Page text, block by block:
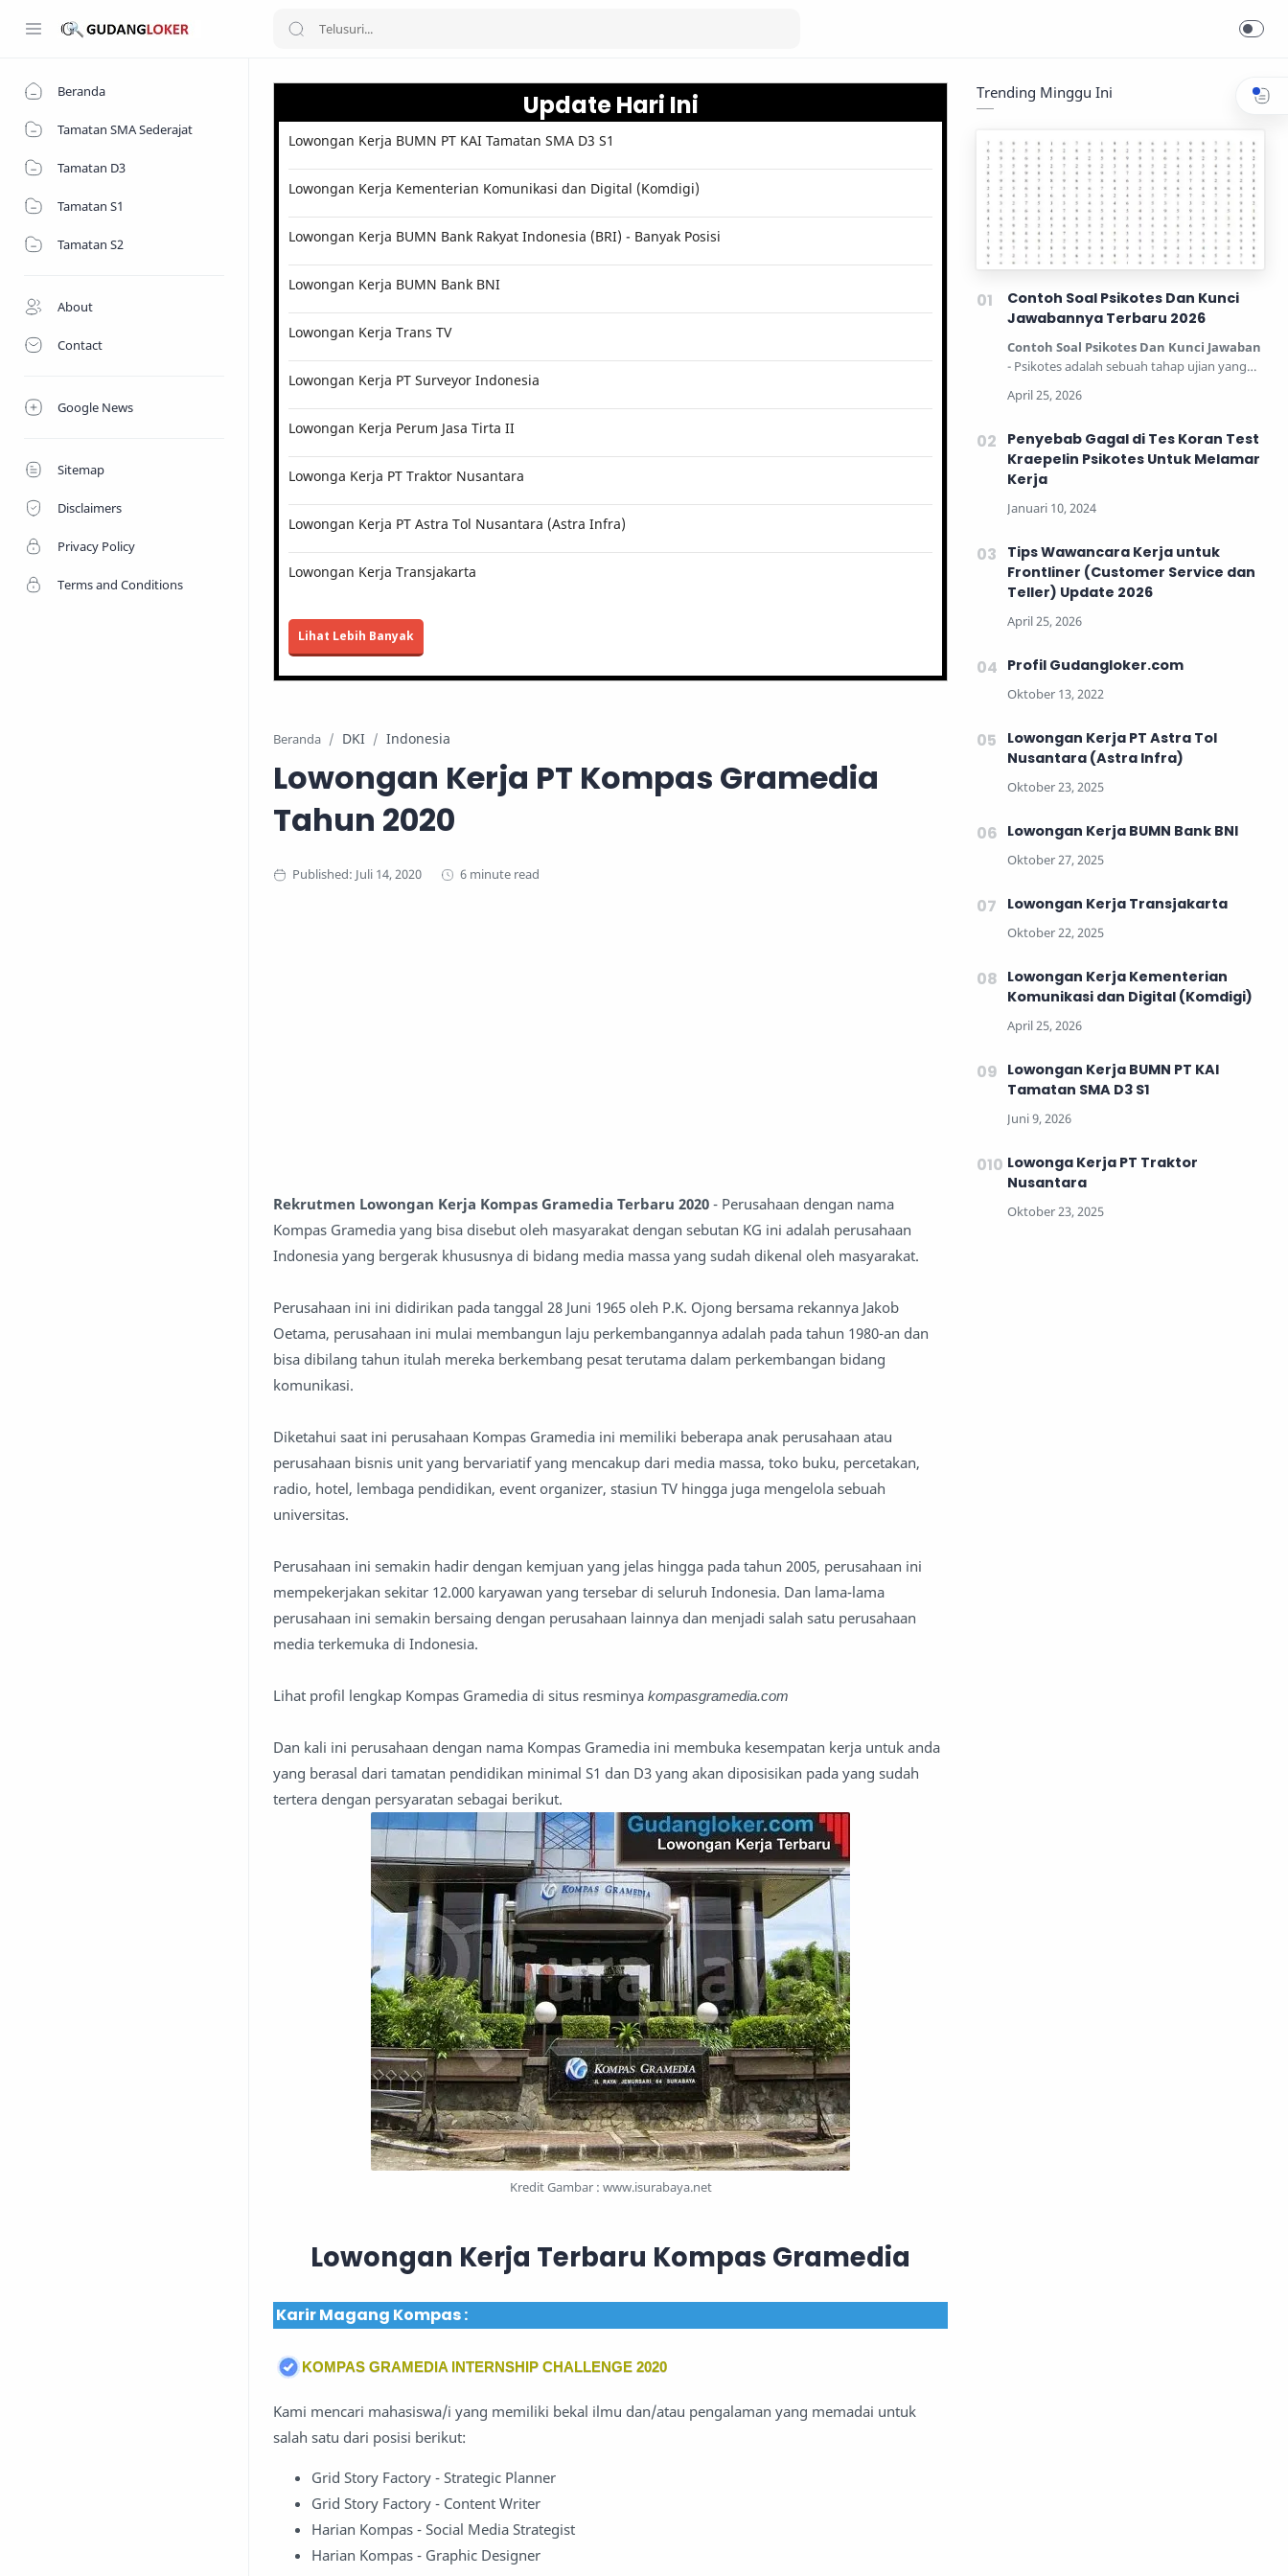
Beranda
Tamatan SMA Sederajat
Tamatan D3
Tamatan S1
Tamatan S2
About
Contact
Google News
Sitemap
Disclaimers
Privacy Policy
Terms and Conditions
Update Hari Ini
Lowongan Kerja BUMN PT KAI Tamatan SMA D3 S1
Lowongan Kerja Kementerian Komunikasi dan Digital (Komdigi)
Lowongan Kerja BUMN Bank Rakyat Indonesia (BRI) - Banyak Posisi
Lowongan Kerja BUMN Bank BNI
Lowongan Kerja Trans TV
Lowongan Kerja PT Surveyor Indonesia
Lowongan Kerja Perum Jasa Tirta II
Lowonga Kerja PT Traktor Nusantara
Lowongan Kerja PT Astra Tol Nusantara (Astra Infra)
Lowongan Kerja Transjakarta
Lihat Lebih Banyak
Beranda DKI Indonesia
Lowongan Kerja PT Kompas Gramedia
Tahun 2020
6 minute read
Rekrutmen Lowongan Kerja Kompas Gramedia Terbaru 2020 - Perusahaan dengan nama
Kompas Gramedia yang bisa disebut oleh masyarakat dengan sebutan KG ini adalah perusahaan
Indonesia yang bergerak khususnya di bidang media massa yang sudah dikenal oleh masyarakat.
Perusahaan ini ini didirikan pada tanggal 28 Juni 1965 oleh P.K. Ojong bersama rekannya Jakob
Oetama, perusahaan ini mulai membangun laju perkembangannya adalah pada tahun 1980-an dan
bisa dibilang tahun itulah mereka berkembang pesat terutama dalam perkembangan bidang
komunikasi.
Diketahui saat ini perusahaan Kompas Gramedia ini memiliki beberapa anak perusahaan atau
perusahaan bisnis unit yang bervariatif yang mencakup dari media massa, toko buku, percetakan,
radio, hotel, lembaga pendidikan, event organizer, stasiun TV hingga juga mengelola sebuah
universitas.
Perusahaan ini semakin hadir dengan kemjuan yang jelas hingga pada tahun 2005, perusahaan ini
mempekerjakan sekitar 12.000 karyawan yang tersebar di seluruh Indonesia. Dan lama-lama
perusahaan ini semakin bersaing dengan perusahaan lainnya dan menjadi salah satu perusahaan
media terkemuka di Indonesia.
Lihat profil lengkap Kompas Gramedia di situs resminya kompasgramedia.com
Dan kali ini perusahaan dengan nama Kompas Gramedia ini membuka kesempatan kerja untuk anda
yang berasal dari tamatan pendidikan minimal S1 dan D3 yang akan diposisikan pada yang sudah
tertera dengan persyaratan sebagai berikut.
Kredit Gambar : www.isurabaya.net
Lowongan Kerja Terbaru Kompas Gramedia
Karir Magang Kompas :
KOMPAS GRAMEDIA INTERNSHIP CHALLENGE 2020
Kami mencari mahasiswa/i yang memiliki bekal ilmu dan/atau pengalaman yang memadai untuk
salah satu dari posisi berikut:
Grid Story Factory - Strategic Planner
Grid Story Factory - Content Writer
Harian Kompas - Social Media Strategist
Harian Kompas - Graphic Designer
Trending Minggu Ini
Contoh Soal Psikotes Dan Kunci
Jawabannya Terbaru 2026
Contoh Soal Psikotes Dan Kunci Jawaban
- Psikotes adalah sebuah tahap ujian yang
Penyebab Gagal di Tes Koran Test
Kraepelin Psikotes Untuk Melamar
Kerja
Tips Wawancara Kerja untuk
Frontliner (Customer Service dan
Teller) Update 2026
Profil Gudangloker.com
Lowongan Kerja PT Astra Tol
Nusantara (Astra Infra)
Lowongan Kerja BUMN Bank BNI
Lowongan Kerja Transjakarta
Lowongan Kerja Kementerian
Komunikasi dan Digital (Komdigi)
Lowongan Kerja BUMN PT KAI
Tamatan SMA D3 S1
Lowonga Kerja PT Traktor
Nusantara